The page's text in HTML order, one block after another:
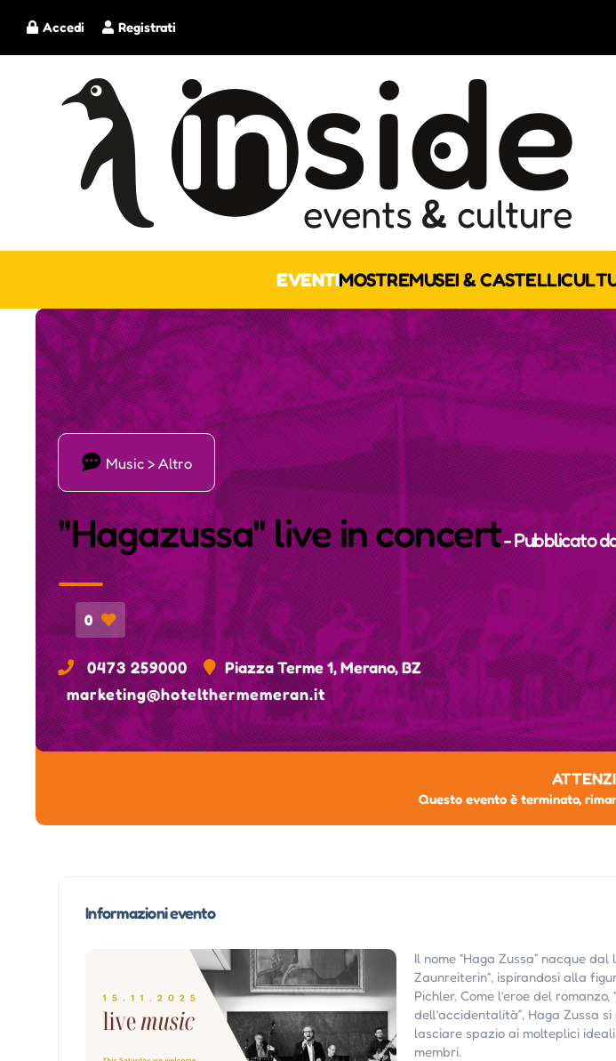
Registrati
Accedi
EVENTIMOSTREMUSEI & CASTELLI
ı Music > Altro
"Hagazussa" live in concert- Pubblicato
0
0473 259000
Piazza Terme 1, Merano, BZ
marketing@hotelthermemeran.it
Questo evento è terminato,
Informazioni evento
Il nome “Haga Zussa” nacque dal
Zaunreiterin“, ispirandosi alla
Pichler. Come l’eroe del romanzo,
dell’accidentalità”, Haga Zussa
lasciare spazio ai molteplici
membri.